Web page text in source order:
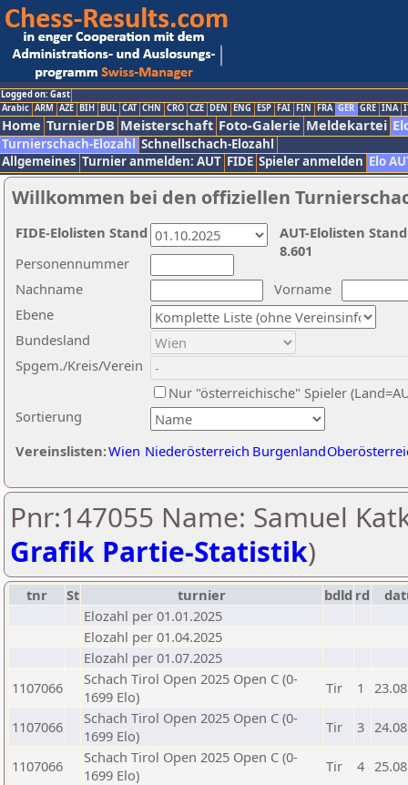
Logged on: Gast
Arabic ARM AZE BIH BUL CAT CHN CRO CZE DEN ENG ESP FAI FIN FRA GER GRE INA
Home TurnierDB Meisterschaft Foto-Galerie Meldekartei
Turnierschach-Elozahl Schnellschach-Elozahl
Allgemeines Turnier anmelden: AUT FIDE Spieler anmelden Elo
Willkommen bei den offiziellen
Nachname
Vorname
Ebene
Sortierung
Personennummer
Bundesland
Spgem./Kreis/Verein
Nur "österreichische" Spieler
Vereinslisten:Wien Niederösterreich Burgenland
AUT-Elolisten
8.601
FIDE-Elolisten Stand
Pnr:147055 Name: Samuel
Grafik Partie-Statistik)
tnr St turnier bdld rd
Elozahl per 01.01.2025
Elozahl per 01.04.2025
Elozahl per 01.07.2025
1107066
Schach Tirol Open 2025 Open C (0-
1699 Elo)
Tir 1
1107066
Schach Tirol Open 2025 Open C (0-
1699 Elo)
Tir 3
1107066
Schach Tirol Open 2025 Open C (0-
1699 Elo)
Tir 4